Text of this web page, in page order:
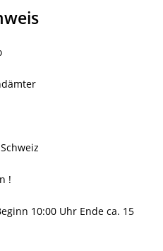
!
10:00 Uhr Ende ca. 15